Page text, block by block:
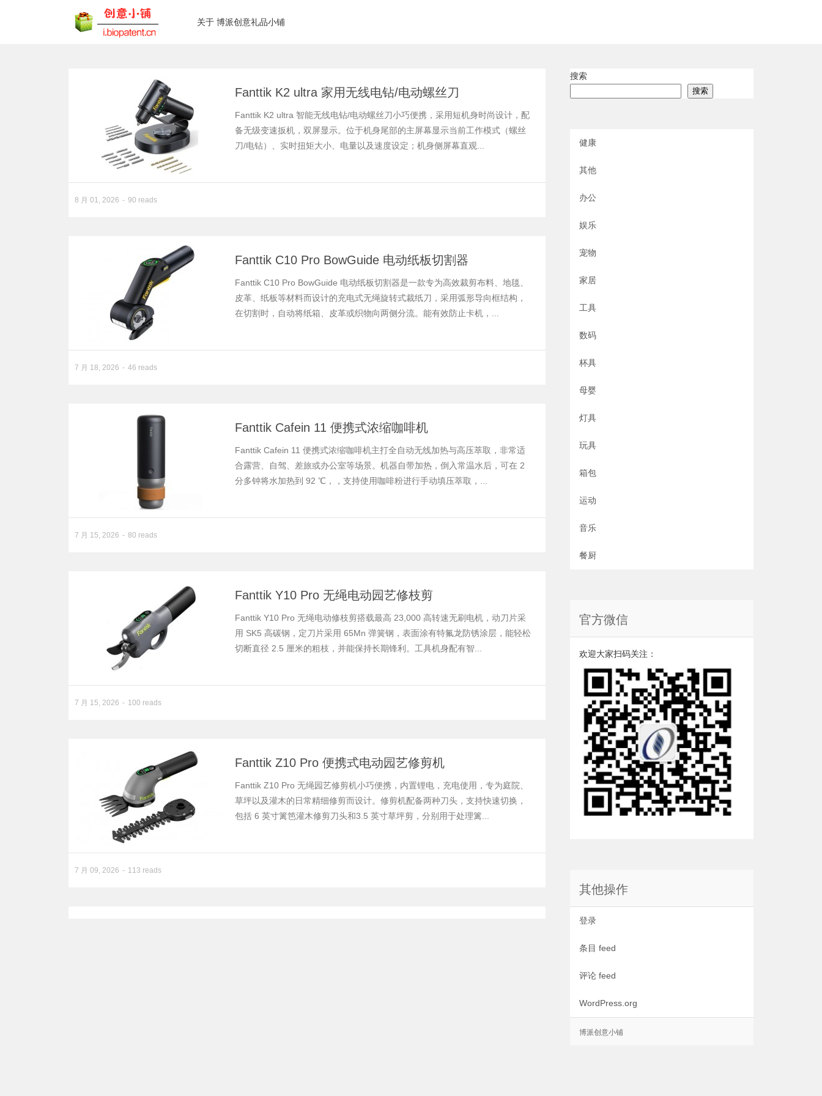
关于 博派创意礼品小铺
Fanttik K2 ultra 家用无线电钻/电动螺丝刀
Fanttik K2 ultra 智能无线电钻/电动螺丝刀小巧便携，采用短机身时尚设计，配
备无级变速扳机，双屏显示。位于机身尾部的主屏幕显示当前工作模式（螺丝
刀/电钻）、实时扭矩大小、电量以及速度设定；机身侧屏幕直观...
8 月 01, 2026 90 reads
Fanttik C10 Pro BowGuide 电动纸板切割器
Fanttik C10 Pro BowGuide 电动纸板切割器是一款专为高效裁剪布料、地毯、
皮革、纸板等材料而设计的充电式无绳旋转式裁纸刀，采用弧形导向框结构，
在切割时，自动将纸箱、皮革或织物向两侧分流。能有效防止卡机，...
7 月 18, 2026 46 reads
Fanttik Cafein 11 便携式浓缩咖啡机
Fanttik Cafein 11 便携式浓缩咖啡机主打全自动无线加热与高压萃取，非常适
合露营、自驾、差旅或办公室等场景。机器自带加热，倒入常温水后，可在 2
分多钟将水加热到 92 ℃，，支持使用咖啡粉进行手动填压萃取，...
7 月 15, 2026 80 reads
Fanttik Y10 Pro 无绳电动园艺修枝剪
Fanttik Y10 Pro 无绳电动修枝剪搭载最高 23,000 高转速无刷电机，动刀片采
用 SK5 高碳钢，定刀片采用 65Mn 弹簧钢，表面涂有特氟龙防锈涂层，能轻松
切断直径 2.5 厘米的粗枝，并能保持长期锋利。工具机身配有智...
7 月 15, 2026 100 reads
Fanttik Z10 Pro 便携式电动园艺修剪机
Fanttik Z10 Pro 无绳园艺修剪机小巧便携，内置锂电，充电使用，专为庭院、
草坪以及灌木的日常精细修剪而设计。修剪机配备两种刀头，支持快速切换，
包括 6 英寸篱笆灌木修剪刀头和3.5 英寸草坪剪，分别用于处理篱...
7 月 09, 2026 113 reads
搜索
搜索
健康
其他
办公
娱乐
宠物
家居
工具
数码
杯具
母婴
灯具
玩具
箱包
运动
音乐
餐厨
官方微信
欢迎大家扫码关注：
其他操作
登录
条目 feed
评论 feed
WordPress.org